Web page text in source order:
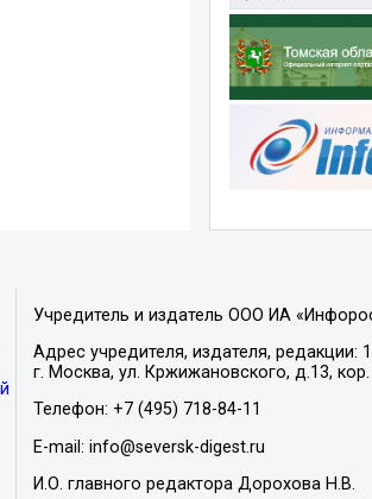
Учредитель и издатель ООО ИА
Адрес учредителя, издателя, редакции:
г. Москва, ул. Кржижановского, д.13,
Телефон: +7 (495) 718-84-11
E-mail: info@seversk-digest.ru
И.О. главного редактора Дорохова Н.В.